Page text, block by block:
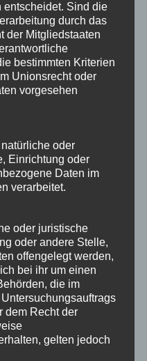
zugeordnet werden
wurde. Dies
Internetseiten und
der betroffenen
die andere
Ein bestimmter
eindeutige Cookie-ID
werden.
kann den Nutzern
Services
Setzung nicht
die Informationen und
im Sinne des
ermöglichen
entscheidet. Sind die
durch das
der Mitgliedstaaten
bestimmten Kriterien
Unionsrecht oder
vorgesehen
oder
Einrichtung oder
Daten im
verarbeitet.
oder juristische
oder andere Stelle,
offengelegt werden,
bei ihr um einen
die im
dem Recht der
gelten jedoch